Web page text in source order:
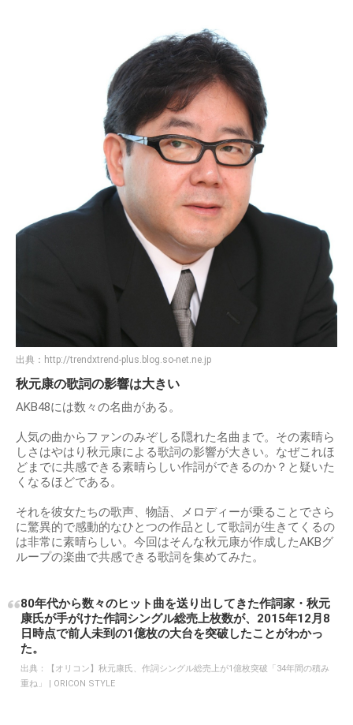
出典： http://trendxtrend-plus.blog.so-net.ne.jp
秋元康の歌詞の影響は大きい
AKB48には数々の名曲がある。
人気の曲からファンのみぞしる隠れた名曲まで。その素晴ら
しさはやはり秋元康による歌詞の影響が大きい。なぜこれほ
どまでに共感できる素晴らしい作詞ができるのか？と疑いた
くなるほどである。
それを彼女たちの歌声、物語、メロディーが乗ることでさら
に驚異的で感動的なひとつの作品として歌詞が生きてくるの
は非常に素晴らしい。今回はそんな秋元康が作成したAKBグ
ループの楽曲で共感できる歌詞を集めてみた。
80年代から数々のヒット曲を送り出してきた作詞家・秋元
康氏が手がけた作詞シングル総売上枚数が、2015年12月8
日時点で前人未到の1億枚の大台を突破したことがわかっ
た。
出典：
【オリコン】秋元康氏、作詞シングル総売上が1億枚突破「34年間の積み
重ね」 | ORICON STYLE